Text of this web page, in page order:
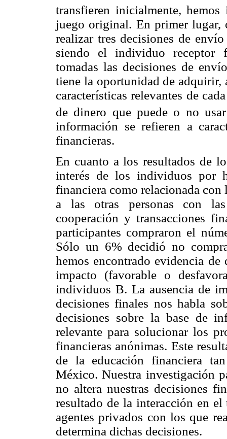
transfieren inicialmente,
juego original. En primer
realizar tres decisiones de
siendo el individuo receptor
tomadas las decisiones de
tiene la oportunidad de adquirir,
características relevantes de
de dinero que puede o no
información se refieren a
financieras.
En cuanto a los resultados de
interés de los individuos por
financiera como relacionada con
a las otras personas con las
cooperación y transacciones
participantes compraron el
Sólo un 6% decidió no
hemos encontrado evidencia
impacto (favorable o
individuos B. La ausencia de
decisiones finales nos habla
decisiones sobre la base de
relevante para solucionar los
financieras anónimas. Este
de la educación financiera
México. Nuestra investigación
no altera nuestras decisiones
resultado de la interacción en
agentes privados con los que
determina dichas decisiones.